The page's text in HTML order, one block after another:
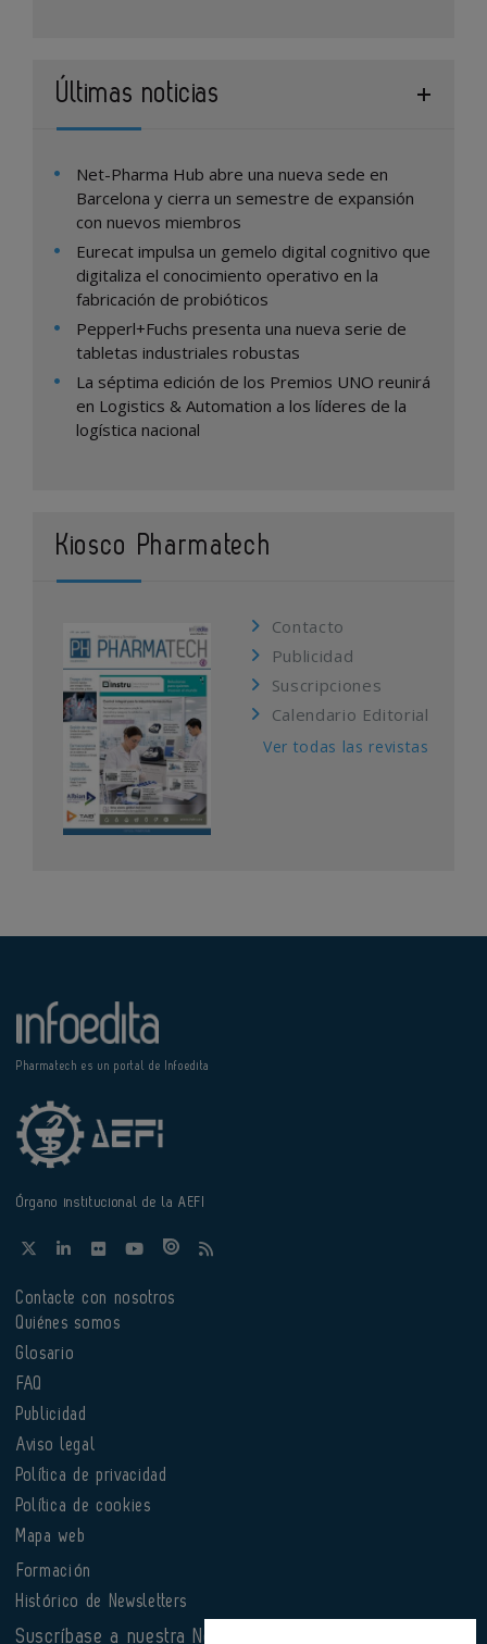
Últimas noticias
Net-Pharma Hub abre una nueva sede en
Barcelona y cierra un semestre de expansión
con nuevos miembros
Eurecat impulsa un gemelo digital cognitivo que
digitaliza el conocimiento operativo en la
fabricación de probióticos
Pepperl+Fuchs presenta una nueva serie de
tabletas industriales robustas
La séptima edición de los Premios UNO reunirá
en Logistics & Automation a los líderes de la
logística nacional
Kiosco Pharmatech
Contacto
Publicidad
Suscripciones
Calendario Editorial
Ver todas las revistas
Pharmatech es un portal de Infoedita
Órgano institucional de la AEFI
Contacte con nosotros
Quiénes somos
Glosario
FAQ
Publicidad
Aviso legal
Política de privacidad
Política de cookies
Mapa web
Formación
Histórico de Newsletters
Suscríbase a nuestra Newsletter